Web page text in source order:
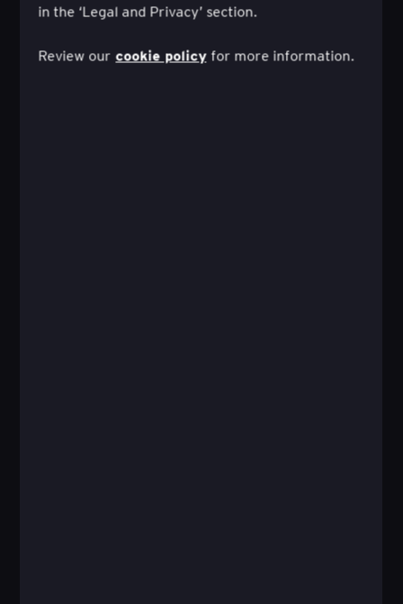
in the ‘Legal and Privacy’ section.
Review our cookie policy for more information.